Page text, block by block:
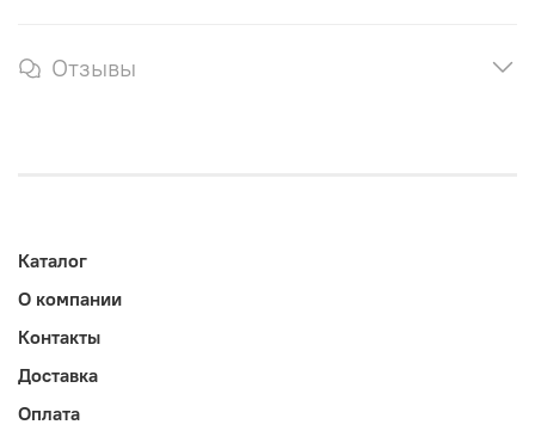
Отзывы
Каталог
О компании
Контакты
Доставка
Оплата